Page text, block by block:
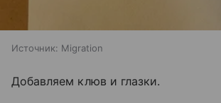
Источник: Migration
Добавляем клюв и глазки.